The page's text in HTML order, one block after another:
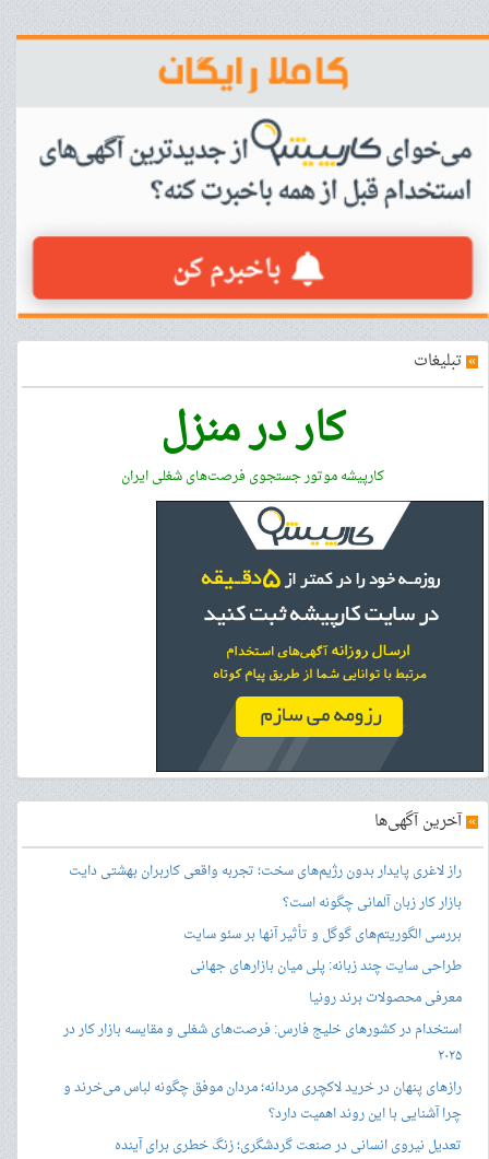
» تبلیغات
کار در منزل
کارپیشه موتور جستجوی فرصت‌های شغلی ایران
»آخرین آگهی‌ها
راز لاغری پایدار بدون رژیم‌های سخت؛ تجربه واقعی کاربران بهشتی دایت
بازار کار زبان آلمانی چگونه است؟
بررسی الگوریتم‌های گوگل و تأثیر آنها بر سئو سایت
طراحی سایت چند زبانه: پلی میان بازارهای جهانی
معرفی محصولات برند رونیا
استخدام در کشورهای خلیج فارس: فرصت‌های شغلی و مقایسه بازار کار در
۲۰۲۵
رازهای پنهان در خرید لاکچری مردانه؛ مردان موفق چگونه لباس می‌خرند و
چرا آشنایی با این روند اهمیت دارد؟
تعدیل نیروی انسانی در صنعت گردشگری؛ زنگ خطری برای آینده